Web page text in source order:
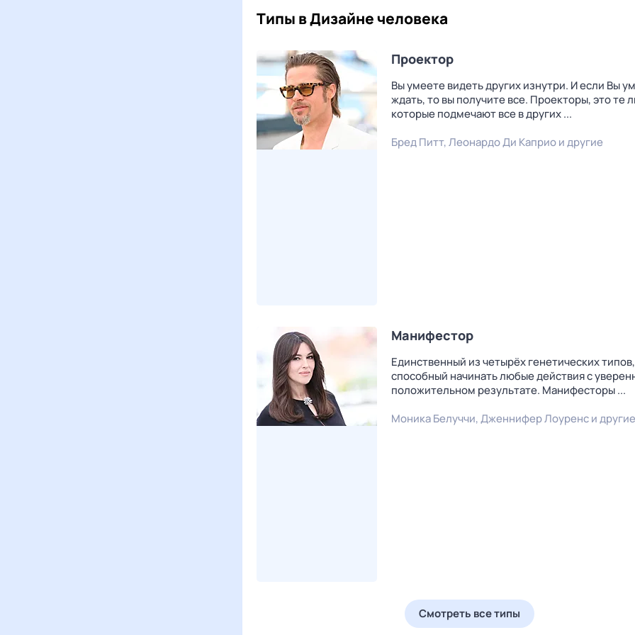
Типы в Дизайне человека
Проектор
Вы умеете видеть других изнутри. И если Вы
ждать, то вы получите все. Проекторы, это те
которые подмечают все в других ...
Бред Питт,Леонардо Ди Каприои другие
Манифестор
Единственный из четырёх генетических типов,
способный начинать любые действия с
положительном результате. Манифесторы ...
Моника Белуччи,Дженнифер Лоуренси другие
Смотреть все типы